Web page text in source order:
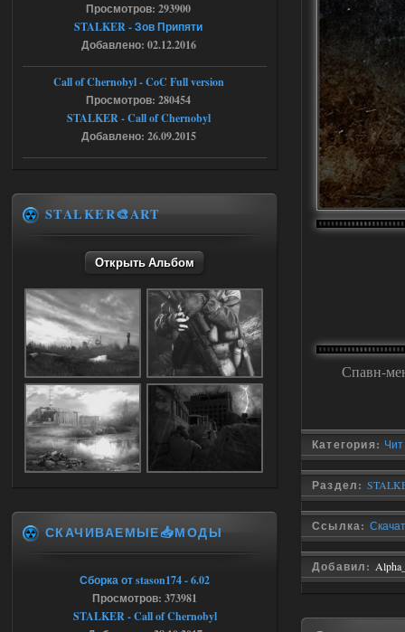
Спавн-
Категория:
Раздел:
Ссылка:
Добавил:
Путь во мгле + GUNSLINGER mod
Stalker-Mods-Clan-su
Доступно только для пользователей
Ответить ➤
05.08.2026
Путь во мгле + GUNSLINGER mod
где пароль?
Ответить ➤
Dead Air: Refined
09:03
Stalker-Mods-Clan-su
Доступно только для пользователей
Ответить ➤
05.08.2026
Объединенный Пак 2 + OGSR +
STCoP WP 3.4
Доступно только для пользователей
Ответить ➤
Объединенный Пак 2 + OGSR +
Просмотров: 293900
STALKER - Зов Припяти
Добавлено: 02.12.2016
Call of Chernobyl - CoC Full version
Просмотров: 280454
STALKER - Call of Chernobyl
Добавлено: 26.09.2015
STALKER🎨ART
Открыть Альбом
СКАЧИВАЕМЫЕ📥МОДЫ
Сборка от stason174 - 6.02
Просмотров: 373981
STALKER - Call of Chernobyl